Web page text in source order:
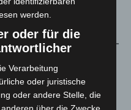
werden.
oder für die
Verarbeitung
oder juristische
oder andere Stelle, die